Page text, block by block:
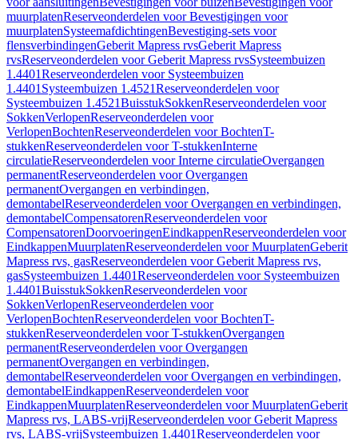
muurplatenReserveonderdelen voor Bevestigingen voor
muurplatenSysteemafdichtingenBevestiging-sets voor
flensverbindingenGeberit Mapress rvsGeberit Mapress
rvsReserveonderdelen voor Geberit Mapress rvsSysteembuizen
1.4401Reserveonderdelen voor Systeembuizen
1.4401 Systeembuizen 1.4521Reserveonderdelen voor
Systeembuizen 1.4521BuisstukSokkenReserveonderdelen voor
SokkenVerlopenReserveonderdelen voor
VerlopenBochtenReserveonderdelen voor BochtenT-
stukkenReserveonderdelen voor T-stukkenInterne
circulatieReserveonderdelen voor Interne circulatieOvergangen
permanentReserveonderdelen voor Overgangen
permanentOvergangen en verbindingen,
demontabelReserveonderdelen voor Overgangen en verbindingen,
demontabelCompensatorenReserveonderdelen voor
CompensatorenDoorvoeringenEindkappenReserveonderdelen voor
EindkappenMuurplatenReserveonderdelen voor MuurplatenGeberit
Mapress rvs, gasReserveonderdelen voor Geberit Mapress rvs,
gasSysteembuizen 1.4401Reserveonderdelen voor Systeembuizen
1.4401BuisstukSokkenReserveonderdelen voor
SokkenVerlopenReserveonderdelen voor
VerlopenBochtenReserveonderdelen voor BochtenT-
stukkenReserveonderdelen voor T-stukkenOvergangen
permanentReserveonderdelen voor Overgangen
permanentOvergangen en verbindingen,
demontabelReserveonderdelen voor Overgangen en verbindingen,
demontabelEindkappenReserveonderdelen voor
EindkappenMuurplatenReserveonderdelen voor MuurplatenGeberit
Mapress rvs, LABS-vrijReserveonderdelen voor Geberit Mapress
rvs, LABS-vrijSysteembuizen 1.4401Reserveonderdelen voor